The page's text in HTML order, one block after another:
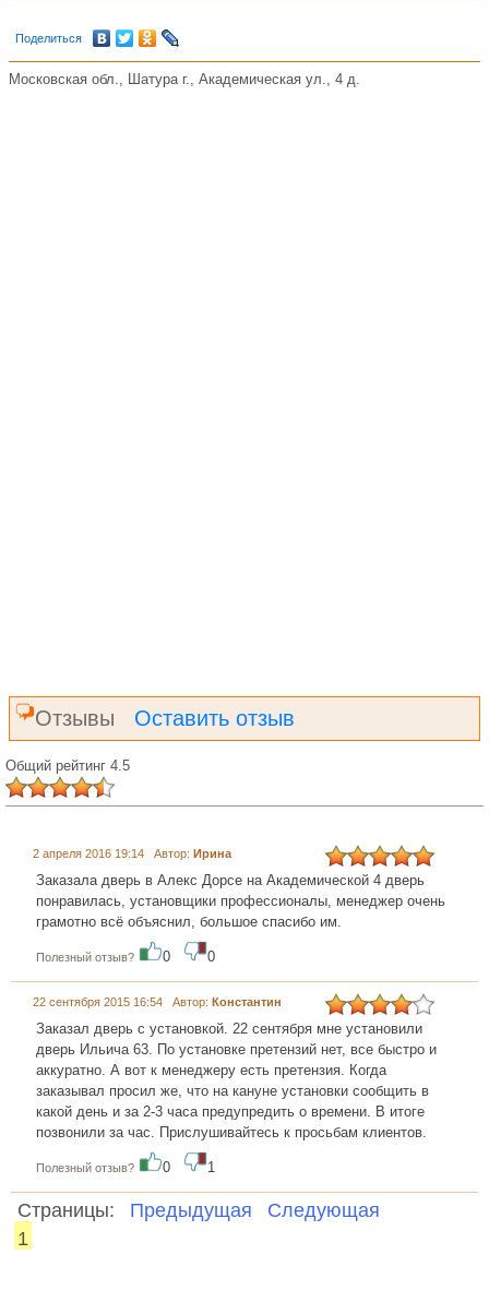
Поделиться
Московская обл., Шатура г., Академическая ул., 4 д.
Отзывы Оставить отзыв
Общий рейтинг 4.5
2 апреля 2016 19:14 Автор: Ирина
Заказала дверь в Алекс Дорсе на Академической 4 дверь
понравилась, установщики профессионалы, менеджер очень
грамотно всё объяснил, большое спасибо им.
Полезный отзыв? 0 0
22 сентября 2015 16:54 Автор: Константин
Заказал дверь с установкой. 22 сентября мне установили
дверь Ильича 63. По установке претензий нет, все быстро и
аккуратно. А вот к менеджеру есть претензия. Когда
заказывал просил же, что на кануне установки сообщить в
какой день и за 2-3 часа предупредить о времени. В итоге
позвонили за час. Прислушивайтесь к просьбам клиентов.
Полезный отзыв? 0 1
Страницы: Предыдущая
Следующая
1